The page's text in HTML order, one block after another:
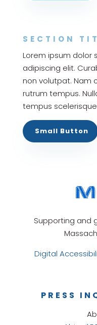
SECTION
Lorem ipsum dolor
adipiscing elit.
non volutpat. Nam
rutrum tempus.
tempus
Small Button
Supporting and
Digital
PRESS